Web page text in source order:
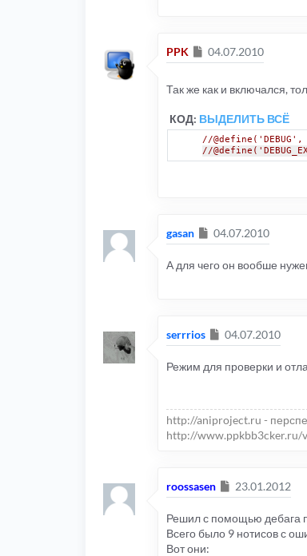
PPK Сообщение
04.07.2010
Так же как и включался,
КОД: ВЫДЕЛИТЬ ВСЁ
//
//
gasan Сообщение
04.07.2010
А для чего он вообше
serrrios Сообщение
04.07.2010
Режим для проверки и
http://aniproject.ru -
http://www.ppkbb3cker.ru/
roossasen Сообщение
23.01.2012
Решил с помощью дебага
Всего было 9 нотисов с
Вот они: